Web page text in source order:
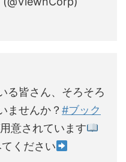
る皆さん、そろそろ
ませんか？ #ブック
意されています
ください